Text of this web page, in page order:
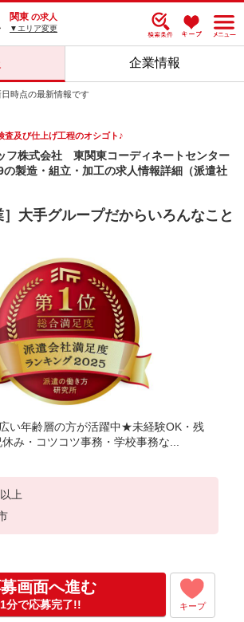
関東 の求人
▼エリア変更
企業情報
時点の最新情報です
査及び仕上げ工程のオシゴト♪
フ株式会社 東関東コーディネートセンター
の製造・組立・加工の求人情報詳細（派遣社
］大手グループだからいろんなこと
い年齢層の方が活躍中★未経験OK・残
み・コツコツ事務・学校事務な...
上
画面へ進む
1分で応募完了!! キープ